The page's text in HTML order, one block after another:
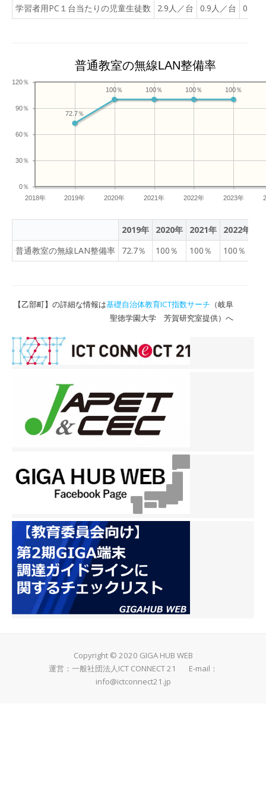
学習者用PC１台当たりの児童生徒数
2.9人／台 0.9人／台 0.9人
普通教室の無線LAN整備率
2018年 2019年 2020年 2021年 2022年 2023年
0％
30％
60％
90％
120％
100％
100％
100％
100％
72.7％
2019年 2020年 2021年 2022年
普通教室の無線LAN整備率
72.7％ 100％ 100％ 100％
【乙部町】の詳細な情報は基礎自治体教育ICT指数サーチ （岐阜
聖徳学園大学 芳賀研究室提供）へ
Copyright © 2020 GIGA HUB WEB
運営：一般社団法人ICT CONNECT 21 E-mail：
info@ictconnect21.jp